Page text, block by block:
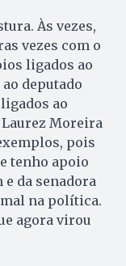
Às vezes,
vezes com o
ligados ao
deputado
ao
Moreira
pois
tenho apoio
e da senadora
na política.
agora virou